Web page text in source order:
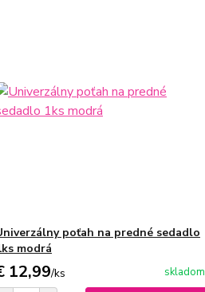
poťah na predné sedadlo
modrá
12,99/ks skladom